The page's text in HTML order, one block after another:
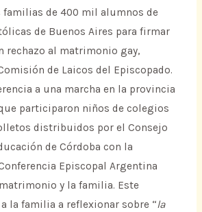
familias de 400 mil alumnos de
de Buenos Aires para firmar
rechazo al matrimonio gay,
de Laicos del Episcopado.
a una marcha en la provincia
participaron niños de colegios
distribuidos por el Consejo
de Córdoba con la
Episcopal Argentina
y la familia. Este
la familia a reflexionar sobre “la